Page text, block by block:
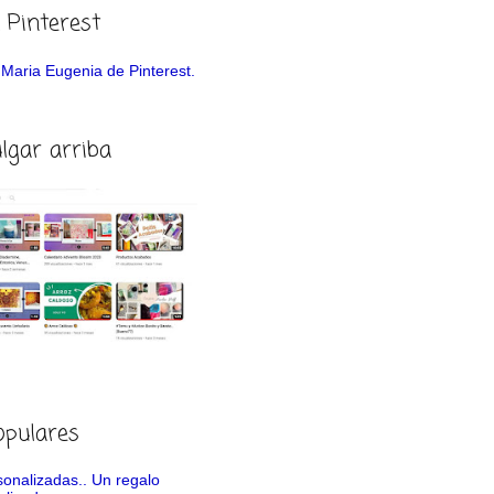
Pinterest
Eugenia de Pinterest.
arriba
Un regalo